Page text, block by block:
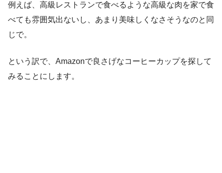
例えば、高級レストランで食べるような高級な肉を家で食
べても雰囲気出ないし、あまり美味しくなさそうなのと同
じで。
という訳で、Amazonで良さげなコーヒーカップを探して
みることにします。